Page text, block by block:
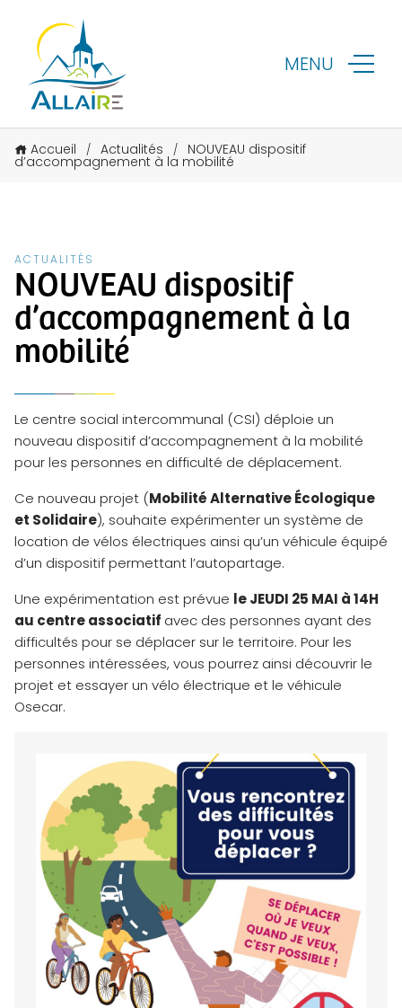
MENU
Accueil / Actualités / NOUVEAU dispositif
d’accompagnement à la mobilité
ACTUALITÉS
NOUVEAU dispositif
d’accompagnement à la
mobilité
Le centre social intercommunal (CSI) déploie un
nouveau dispositif d’accompagnement à la mobilité
pour les personnes en difficulté de déplacement.
Ce nouveau projet (Mobilité Alternative Écologique
et Solidaire), souhaite expérimenter un système de
location de vélos électriques ainsi qu’un véhicule équipé
d’un dispositif permettant l’autopartage.
Une expérimentation est prévue le JEUDI 25 MAI à 14H
au centre associatif avec des personnes ayant des
difficultés pour se déplacer sur le territoire. Pour les
personnes intéressées, vous pourrez ainsi découvrir le
projet et essayer un vélo électrique et le véhicule
Osecar.